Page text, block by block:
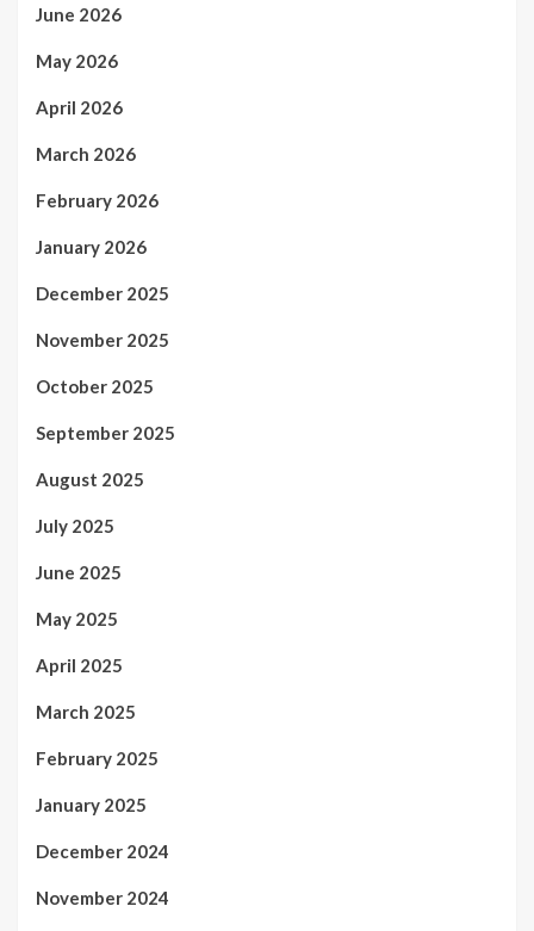
June 2026
May 2026
April 2026
March 2026
February 2026
January 2026
December 2025
November 2025
October 2025
September 2025
August 2025
July 2025
June 2025
May 2025
April 2025
March 2025
February 2025
January 2025
December 2024
November 2024